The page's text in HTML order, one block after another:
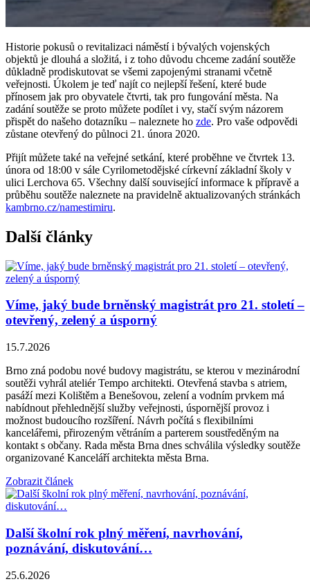
Historie pokusů o revitalizaci náměstí i bývalých vojenských
objektů je dlouhá a složitá, i z toho důvodu chceme zadání soutěže
důkladně prodiskutovat se všemi zapojenými stranami včetně
veřejnosti. Úkolem je teď najít co nejlepší řešení, které bude
přínosem jak pro obyvatele čtvrti, tak pro fungování města. Na
zadání soutěže se proto můžete podílet i vy, stačí svým názorem
přispět do našeho dotazníku – naleznete ho zde. Pro vaše odpovědi
zůstane otevřený do půlnoci 21. února 2020.
Přijít můžete také na veřejné setkání, které proběhne ve čtvrtek 13.
února od 18:00 v sále Cyrilometodějské církevní základní školy v
ulici Lerchova 65. Všechny další související informace k přípravě a
průběhu soutěže naleznete na pravidelně aktualizovaných stránkách
kambrno.cz/namestimiru.
Další články
Víme, jaký bude brněnský magistrát pro 21. století –
otevřený, zelený a úsporný
15.7.2026
Brno zná podobu nové budovy magistrátu, se kterou v mezinárodní
soutěži vyhrál ateliér Tempo architekti. Otevřená stavba s atriem,
pasáží mezi Kolištěm a Benešovou, zelení a vodním prvkem má
nabídnout přehlednější služby veřejnosti, úspornější provoz i
možnost budoucího rozšíření. Návrh počítá s flexibilními
kancelářemi, přirozeným větráním a parterem soustředěným na
kontakt s občany. Rada města Brna dnes schválila výsledky soutěže
organizované Kanceláří architekta města Brna.
Zobrazit článek
Další školní rok plný měření, navrhování,
poznávání, diskutování…
25.6.2026